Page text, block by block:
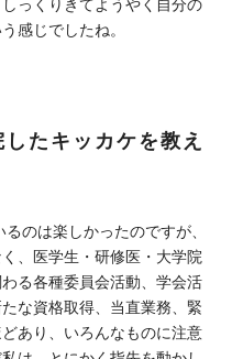
っくりきてようやく自分の
感じでしたね。
たキッカケを教え
のは楽しかったのですが、
、医学生・研修医・大学院
る各種委員会活動、学会活
な資格取得、当直業務、緊
あり、いろんなものに注意